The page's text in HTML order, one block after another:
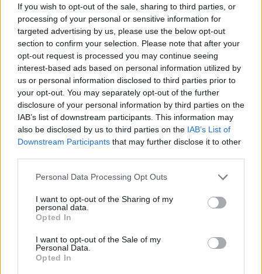
If you wish to opt-out of the sale, sharing to third parties, or
processing of your personal or sensitive information for
targeted advertising by us, please use the below opt-out
section to confirm your selection. Please note that after your
opt-out request is processed you may continue seeing
interest-based ads based on personal information utilized by
us or personal information disclosed to third parties prior to
your opt-out. You may separately opt-out of the further
disclosure of your personal information by third parties on the
IAB’s list of downstream participants. This information may
also be disclosed by us to third parties on the IAB’s List of
Downstream Participants that may further disclose it to other
Personal Data Processing Opt Outs
I want to opt-out of the Sharing of my
personal data.
Opted In
I want to opt-out of the Sale of my
Personal Data.
Opted In
prendono in considerazione solo cessioni a titolo definitivo o
con obbligo di riscatto, in modo da garantire un'entrata
economica utile a finanziare il mercato in entrata. Un prestito
secco, al contrario, sarebbe visto come poco vantaggioso. La
situazione è simile per Sommer: lasciare partire il portiere
svizzero a zero non fa parte dei piani del club, soprattutto in
assenza di un sostituto di pari livello su cui poter contare in
questa finestra di mercato. Se il Galatasaray vuole davvero
insistere per i due obiettivi, dovrà quindi rivedere
radicalmente le proprie condizioni, presentando proposte più
in linea con le esigenze dell’Inter.